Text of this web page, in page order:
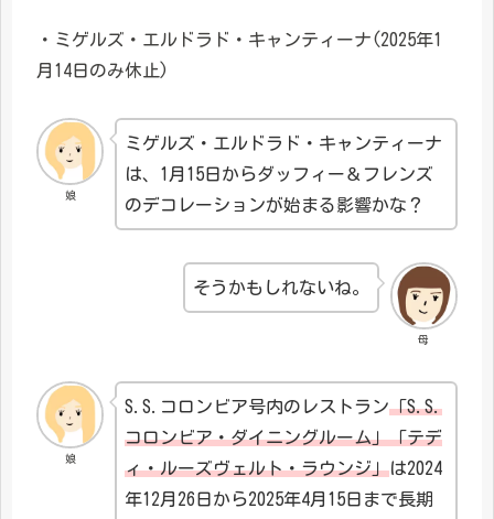
・ミゲルズ・エルドラド・キャンティーナ(2025年1
月14日のみ休止)
娘
ミゲルズ・エルドラド・キャンティーナ
は、1月15日からダッフィー＆フレンズ
のデコレーションが始まる影響かな？
母
そうかもしれないね。
娘
S.S.コロンビア号内のレストラン「S.S.
コロンビア・ダイニングルーム」「テデ
ィ・ルーズヴェルト・ラウンジ」は2024
年12月26日から2025年4月15日まで長期